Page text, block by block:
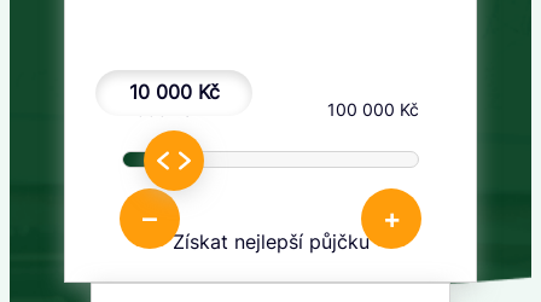
10 000 Kč
– +
100 000 Kč
Získat nejlepší půjčku